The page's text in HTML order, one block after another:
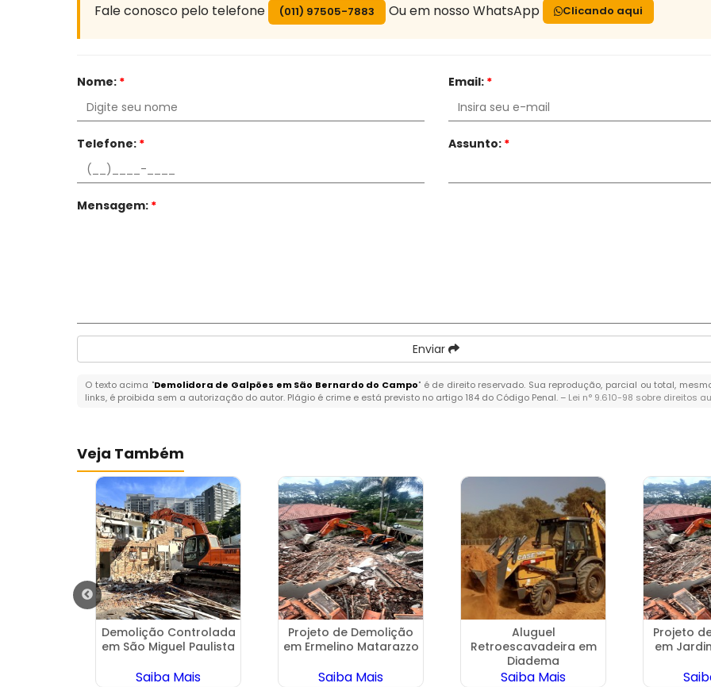
Fale conosco pelo telefone
(011) 97505-7883 Ou em nosso WhatsApp Clicando aqui
Nome: * Email: *
Telefone: * Assunto: *
Mensagem: *
Enviar
O texto acima "Demolidora de Galpões em São Bernardo do Campo" é de direito reservado. Sua reprodução, parcial ou total,
links, é proibida sem a autorização do autor. Plágio é crime e está previsto no artigo 184 do Código Penal. – Lei n° 9.610-98 sobre direitos
Veja Também
Demolição Controlada
em São Miguel Paulista
Saiba Mais
Projeto de Demolição
em Ermelino Matarazzo
Saiba Mais
Aluguel
Retroescavadeira em
Diadema
Saiba Mais
Projeto
em